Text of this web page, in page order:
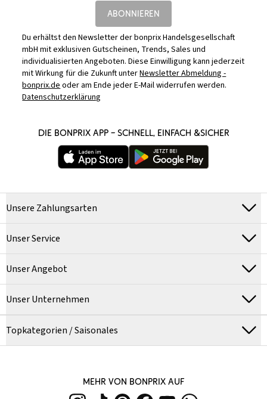
ABONNIEREN
Du erhältst den Newsletter der bonprix Handelsgesellschaft
mbH mit exklusiven Gutscheinen, Trends, Sales und
individualisierten Angeboten. Diese Einwilligung kann jederzeit
mit Wirkung für die Zukunft unterNewsletter Abmeldung -
bonprix.deoder am Ende jeder E-Mail widerrufen werden.
Datenschutzerklärung
DIE BONPRIX APP – SCHNELL, EINFACH &SICHER
Unsere Zahlungsarten
Unser Service
Unser Angebot
Unser Unternehmen
Topkategorien / Saisonales
MEHR VON BONPRIX AUF